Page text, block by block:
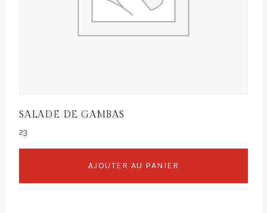
SALADE DE GAMBAS
23
AJOUTER AU PANIER